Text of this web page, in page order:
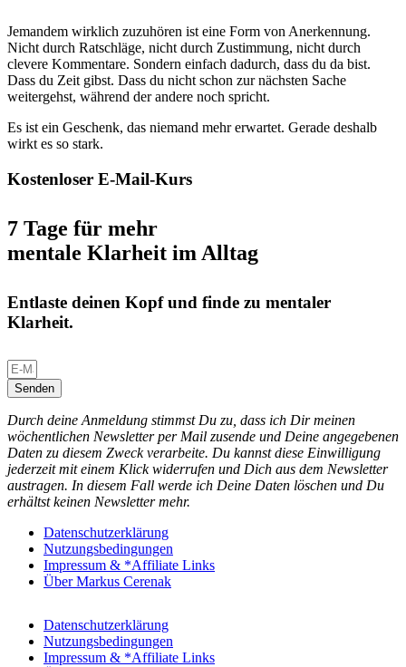
Jemandem wirklich zuzuhören ist eine Form von Anerkennung.
Nicht durch Ratschläge, nicht durch Zustimmung, nicht durch
clevere Kommentare. Sondern einfach dadurch, dass du da bist.
Dass du Zeit gibst. Dass du nicht schon zur nächsten Sache
weitergehst, während der andere noch spricht.
Es ist ein Geschenk, das niemand mehr erwartet. Gerade deshalb
wirkt es so stark.
Kostenloser E-Mail-Kurs
7 Tage für mehr
mentale Klarheit im Alltag
Entlaste deinen Kopf und finde zu mentaler
Klarheit.
Senden
Durch deine Anmeldung stimmst Du zu, dass ich Dir meinen
wöchentlichen Newsletter per Mail zusende und Deine angegebenen
Daten zu diesem Zweck verarbeite. Du kannst diese Einwilligung
jederzeit mit einem Klick widerrufen und Dich aus dem Newsletter
austragen. In diesem Fall werde ich Deine Daten löschen und Du
erhältst keinen Newsletter mehr.
Datenschutzerklärung
Nutzungsbedingungen
Impressum & *Affiliate Links
Über Markus Cerenak
Datenschutzerklärung
Nutzungsbedingungen
Impressum & *Affiliate Links